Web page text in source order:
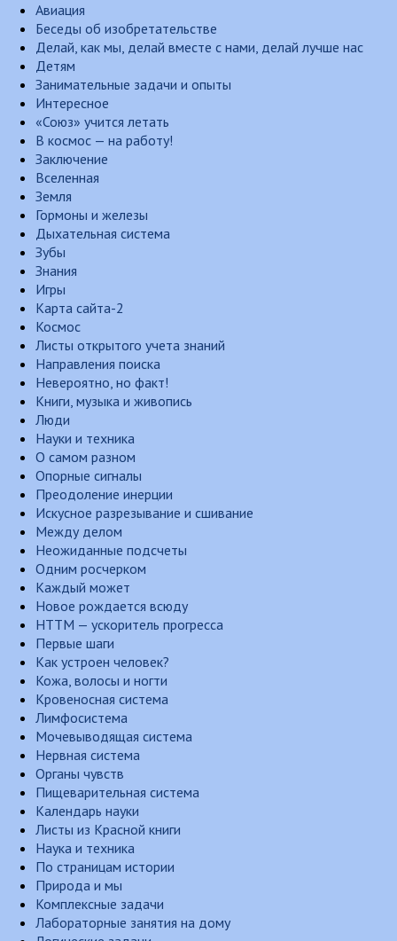
Авиация
Беседы об изобретательстве
Делай, как мы, делай вместе с нами, делай лучше нас
Детям
Занимательные задачи и опыты
Интересное
«Союз» учится летать
В космос — на работу!
Заключение
Вселенная
Земля
Гормоны и железы
Дыхательная система
Зубы
Знания
Игры
Карта сайта-2
Космос
Листы открытого учета знаний
Направления поиска
Невероятно, но факт!
Книги, музыка и живопись
Люди
Науки и техника
О самом разном
Опорные сигналы
Преодоление инерции
Искусное разрезывание и сшивание
Между делом
Неожиданные подсчеты
Одним росчерком
Каждый может
Новое рождается всюду
НТТМ — ускоритель прогресса
Первые шаги
Как устроен человек?
Кожа, волосы и ногти
Кровеносная система
Лимфосистема
Мочевыводящая система
Нервная система
Органы чувств
Пищеварительная система
Календарь науки
Листы из Красной книги
Наука и техника
По страницам истории
Природа и мы
Комплексные задачи
Лабораторные занятия на дому